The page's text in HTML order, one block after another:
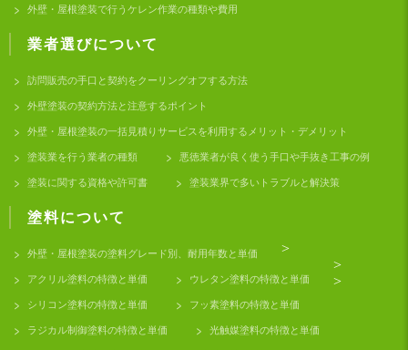
外壁・屋根塗装で行うケレン作業の種類や費用
業者選びについて
訪問販売の手口と契約をクーリングオフする方法
外壁塗装の契約方法と注意するポイント
外壁・屋根塗装の一括見積りサービスを利用するメリット・デメリット
塗装業を行う業者の種類 悪徳業者が良く使う手口や手抜き工事の例
塗装に関する資格や許可書 塗装業界で多いトラブルと解決策
塗料について
外壁・屋根塗装の塗料グレード別、耐用年数と単価
アクリル塗料の特徴と単価 ウレタン塗料の特徴と単価
シリコン塗料の特徴と単価 フッ素塗料の特徴と単価
ラジカル制御塗料の特徴と単価 光触媒塗料の特徴と単価
>
>
>